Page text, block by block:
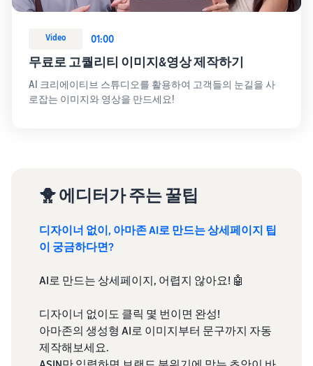
Video 01:00
무료로 고퀄리티 이미지&영상 제작하기
AI 크리에이티브 스튜디오를 활용하여 고객들의 눈길을 사
로잡는 이미지와 영상을 만드세요!
🐥 에디터가 주는 꿀팁
디자이너 없이, 아마존 AI로 만드는 상세페이지 팁
이 궁금하다면?
AI로 만드는 상세페이지, 어렵지 않아요! 🤖
디자이너 없이도 클릭 몇 번이면 완성!
아마존의 생성형 AI로 이미지부터 문구까지 자동
제작해보세요.